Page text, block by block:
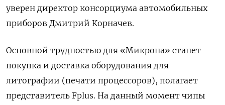
уверен директор консорциума автомобильных
приборов Дмитрий Корначев.
Основной трудностью для «Микрона» станет
покупка и доставка оборудования для
литографии (печати процессоров), полагает
представитель Fplus. На данный момент чипы